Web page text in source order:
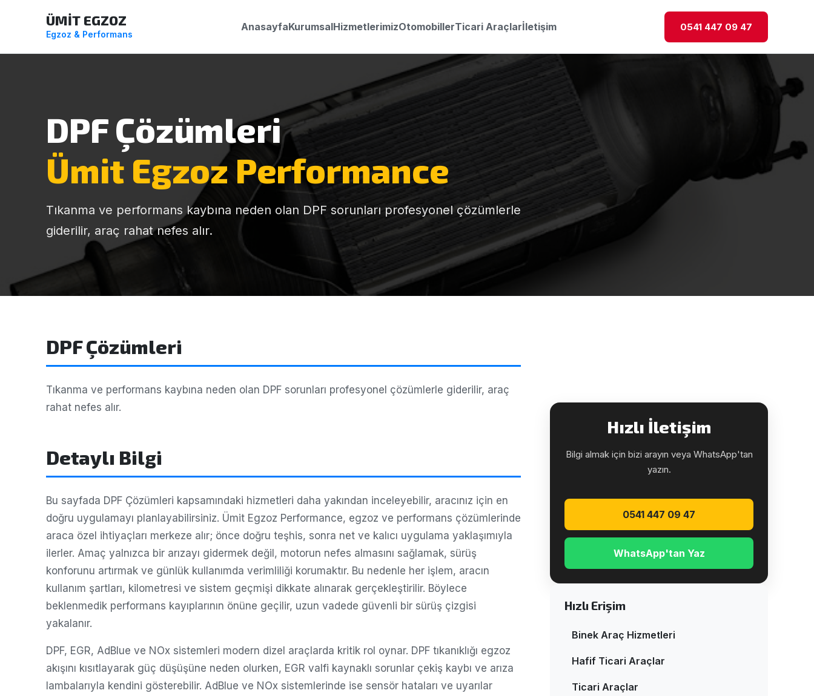
ÜMİT EGZOZ
Egzoz & Performans
AnasayfaKurumsalHizmetlerimizOtomobillerTicari Araçlarİletişim 0541 447 09 47
DPF Çözümleri
Ümit Egzoz Performance
Tıkanma ve performans kaybına neden olan DPF sorunları profesyonel çözümlerle
giderilir, araç rahat nefes alır.
DPF Çözümleri
Tıkanma ve performans kaybına neden olan DPF sorunları profesyonel çözümlerle giderilir, araç
rahat nefes alır.
Detaylı Bilgi
Bu sayfada DPF Çözümleri kapsamındaki hizmetleri daha yakından inceleyebilir, aracınız için en
doğru uygulamayı planlayabilirsiniz. Ümit Egzoz Performance, egzoz ve performans çözümlerinde
araca özel ihtiyaçları merkeze alır; önce doğru teşhis, sonra net ve kalıcı uygulama yaklaşımıyla
ilerler. Amaç yalnızca bir arızayı gidermek değil, motorun nefes almasını sağlamak, sürüş
konforunu artırmak ve günlük kullanımda verimliliği korumaktır. Bu nedenle her işlem, aracın
kullanım şartları, kilometresi ve sistem geçmişi dikkate alınarak gerçekleştirilir. Böylece
beklenmedik performans kayıplarının önüne geçilir, uzun vadede güvenli bir sürüş çizgisi
yakalanır.
DPF, EGR, AdBlue ve NOx sistemleri modern dizel araçlarda kritik rol oynar. DPF tıkanıklığı egzoz
akışını kısıtlayarak güç düşüşüne neden olurken, EGR valfi kaynaklı sorunlar çekiş kaybı ve arıza
lambalarıyla kendini gösterebilir. AdBlue ve NOx sistemlerinde ise sensör hataları ve uyarılar
Hızlı İletişim
Bilgi almak için bizi arayın veya WhatsApp'tan
yazın.
0541 447 09 47
WhatsApp'tan Yaz
Hızlı Erişim
Binek Araç Hizmetleri
Hafif Ticari Araçlar
Ticari Araçlar